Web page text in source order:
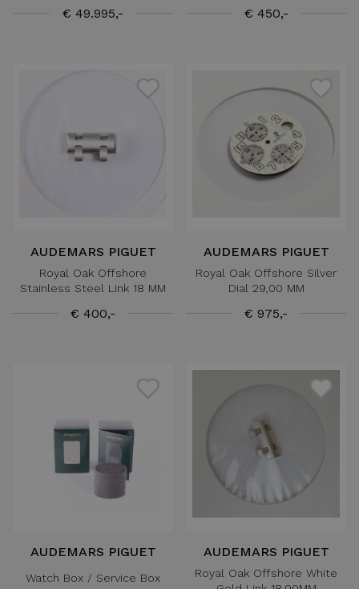
€ 49.995,- € 450,-
AUDEMARS PIGUET
Royal Oak Offshore
Stainless Steel Link 18 MM
€ 400,-
AUDEMARS PIGUET
Royal Oak Offshore Silver
Dial 29,00 MM
€ 975,-
AUDEMARS PIGUET
Watch Box / Service Box
AUDEMARS PIGUET
Royal Oak Offshore White